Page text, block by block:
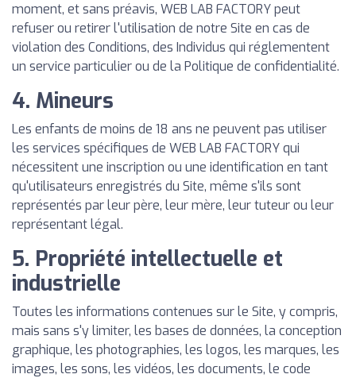
moment, et sans préavis, WEB LAB FACTORY peut
refuser ou retirer l'utilisation de notre Site en cas de
violation des Conditions, des Individus qui réglementent
un service particulier ou de la Politique de confidentialité.
4. Mineurs
Les enfants de moins de 18 ans ne peuvent pas utiliser
les services spécifiques de WEB LAB FACTORY qui
nécessitent une inscription ou une identification en tant
qu'utilisateurs enregistrés du Site, même s'ils sont
représentés par leur père, leur mère, leur tuteur ou leur
représentant légal.
5. Propriété intellectuelle et
industrielle
Toutes les informations contenues sur le Site, y compris,
mais sans s'y limiter, les bases de données, la conception
graphique, les photographies, les logos, les marques, les
images, les sons, les vidéos, les documents, le code